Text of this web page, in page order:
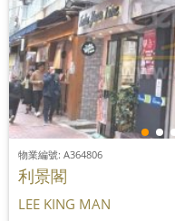
物業編號: A364806
利景閣
LEE KING MAN